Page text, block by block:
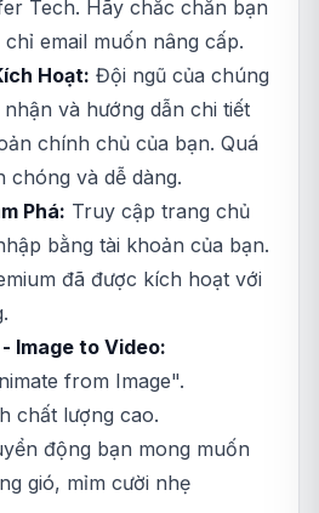
Tech. Hãy chắc chắn bạn
email muốn nâng cấp.
Hoạt: Đội ngũ của chúng
và hướng dẫn chi tiết
chính chủ của bạn. Quá
và dễ dàng.
Phá: Truy cập trang chủ
bằng tài khoản của bạn.
đã được kích hoạt với
Image to Video:
from Image".
chất lượng cao.
động bạn mong muốn
gió, mỉm cười nhẹ